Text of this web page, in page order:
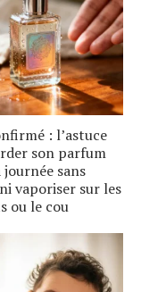
: l’astuce
son parfum
sans
vaporiser sur les
ou le cou